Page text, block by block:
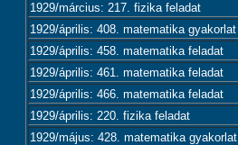
1929/március: 217. fizika feladat
1929/április: 408. matematika gyakorlat
1929/április: 458. matematika feladat
1929/április: 461. matematika feladat
1929/április: 466. matematika feladat
1929/április: 220. fizika feladat
1929/május: 428. matematika gyakorlat